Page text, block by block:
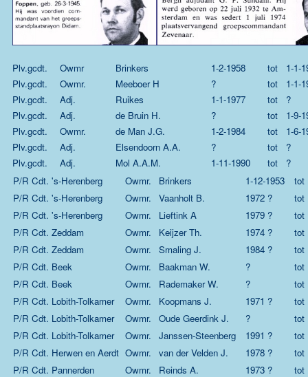
Plv.gcdt. Owmr Brinkers 1-2-1958 tot
1-1-
Plv.gcdt.
Owmr. Meeboer H ? tot
1-1-
Plv.gcdt.
Adj. Ruikes 1-1-1977 tot
?
Plv.gcdt.
Adj. de Bruin H. ? tot
1-9-
Plv.gcdt.
Owmr. de Man J.G. 1-2-1984 tot
1-6-
Plv.gcdt.
Adj. Elsendoorn A.A. ? tot
?
Plv.gcdt.
Adj. Mol A.A.M. 1-11-1990 tot
?
P/R Cdt. 's-Herenberg
Owmr. Brinkers 1-12-1953
tot
P/R Cdt. 's-Herenberg
Owmr. Vaanholt B. 1972 ?
tot
P/R Cdt. 's-Herenberg
Owmr. Lieftink A 1979 ?
tot
P/R Cdt. Zeddam
Owmr. Keijzer Th. 1974 ?
tot
P/R Cdt. Zeddam
Owmr. Smaling J. 1984 ?
tot
P/R Cdt. Beek
Owmr. Baakman W. ?
tot
P/R Cdt. Beek
Owmr. Rademaker W. ?
tot
P/R Cdt. Lobith-Tolkamer
Owmr. Koopmans J. 1971 ?
tot
P/R Cdt. Lobith-Tolkamer
Owmr. Oude Geerdink J. ?
tot
P/R Cdt. Lobith-Tolkamer
Owmr. Janssen-Steenberg 1991 ?
tot
P/R Cdt. Herwen en Aerdt Owmr. van der Velden J. 1978 ?
tot
P/R Cdt. Pannerden
Owmr. Reinds A. 1973 ?
tot